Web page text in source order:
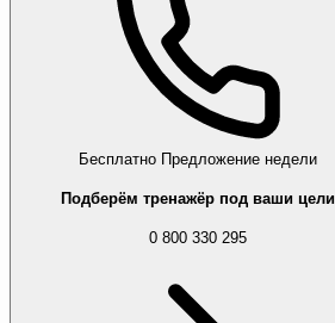
Бесплатно Предложение недели
Подберём тренажёр под ваши цели
0 800 330 295